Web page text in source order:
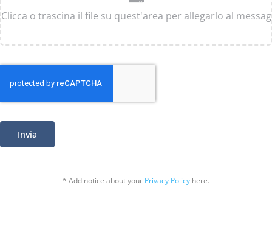
Invia
* Add notice about your Privacy Policy here.